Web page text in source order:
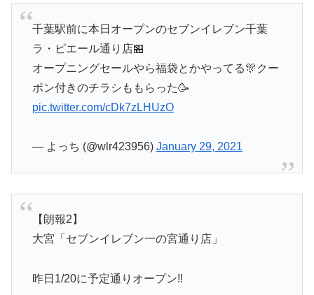
千葉駅前に本日オープンのセブンイレブン千葉
ラ・ピエール通り店🏪
オープニングセールやら福袋とかやってる🎊クー
ポン付きのチラシももらった🥳
pic.twitter.com/cDk7zLHUzO
— よっち (@wlr423956) January 29, 2021
【朗報2】
大宮「セブンイレブン一の宮通り店」
昨日1/20に予定通りオープン‼️